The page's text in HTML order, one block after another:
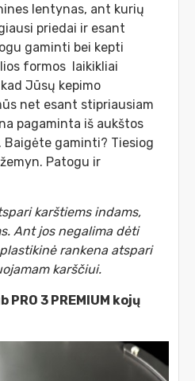
lentynas, ant kurių
priedai ir esant
gaminti bei kepti
formos laikikliai
Jūsų kepimo
net esant stipriausiam
pagaminta iš aukštos
Baigėte gaminti? Tiesiog
Patogu ir
karštiems indams,
Ant jos negalima dėti
rankena atspari
karščiui.
3 PREMIUM kojų